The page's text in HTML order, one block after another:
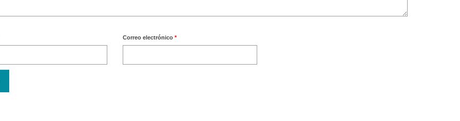
Correo electrónico *